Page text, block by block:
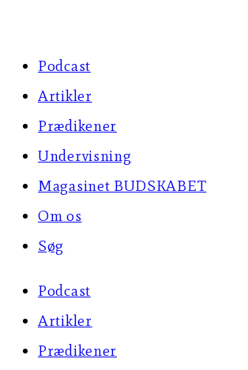
Podcast
Artikler
Prædikener
Undervisning
Magasinet BUDSKABET
Om os
Søg
Podcast
Artikler
Prædikener